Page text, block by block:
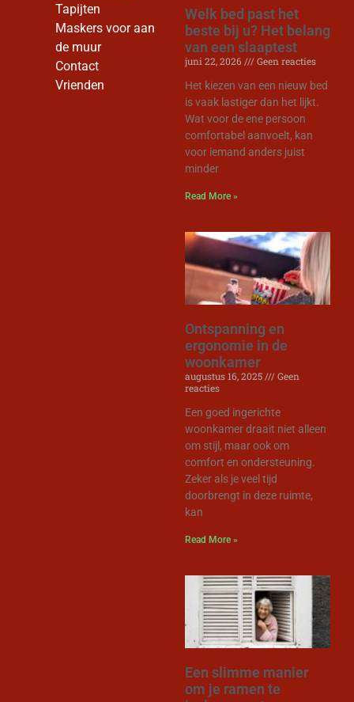
Tapijten
Maskers voor aan
de muur
Contact
Vrienden
Welk bed past het
beste bij u? Het belang
van een slaaptest
juni 22, 2026
Geen reacties
Het kiezen van een nieuw bed
is vaak lastiger dan het lijkt.
Wat voor de ene persoon
comfortabel aanvoelt, kan
voor iemand anders juist
minder
Read More »
Ontspanning en
ergonomie in de
woonkamer
augustus 16, 2025
Geen
reacties
Een goed ingerichte
woonkamer draait niet alleen
om stijl, maar ook om
comfort en ondersteuning.
Zeker als je veel tijd
doorbrengt in deze ruimte,
kan
Read More »
Een slimme manier
om je ramen te